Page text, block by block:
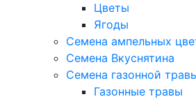
Цветы
Ягоды
Семена ампельных
Семена Вкуснятина
Семена газонной
Газонные травы